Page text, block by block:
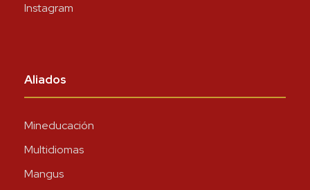
Instagram
Aliados
Mineducación
Multidiomas
Mangus